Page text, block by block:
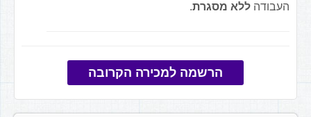
העבודה ללא מסגרת.
הרשמה למכירה הקרובה